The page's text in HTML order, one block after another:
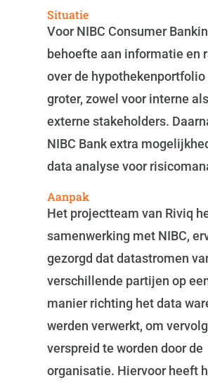
Situatie
Voor NIBC Consumer
behoefte aan informatie en
over de
groter, zowel voor interne
externe stakeholders.
NIBC Bank extra
data analyse voor
Aanpak
Het projectteam van Riviq
samenwerking met NIBC,
gezorgd dat datastromen
verschillende partijen op
manier richting het data
werden verwerkt, om
verspreid te worden door de
organisatie. Hiervoor heeft